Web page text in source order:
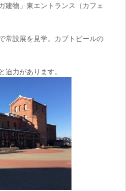
物」東エントランス（カフェ
常設展を見学。カブトビールの
迫力があります。